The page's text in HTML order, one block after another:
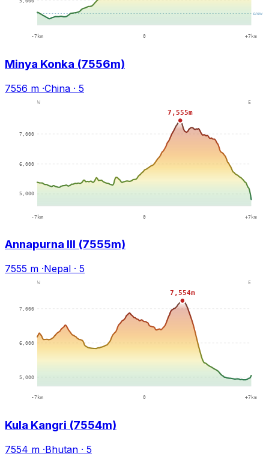
Minya Konka (7556m)
7556 m ·China · 5
Annapurna III (7555m)
7555 m ·Nepal · 5
Kula Kangri (7554m)
7554 m ·Bhutan · 5